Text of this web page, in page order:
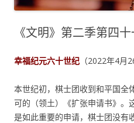
《文明》第二季第四
幸福纪元六十世纪 （2022年4月
本世纪初，棋士团收到和平国全
可的（领土）《扩张申请书》。
是如此重要的申请，棋士团没有